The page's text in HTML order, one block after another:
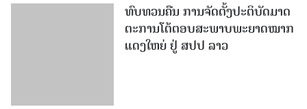
ທົບທວນຄືນ ການຈັດຕັ້ງປະຕິບັດມາດ
ຕະການໂຕ້ຕອບສະພາບພະຍາດໝາກ
ແດງໃຫຍ່ ຢູ່ ສປປ ລາວ